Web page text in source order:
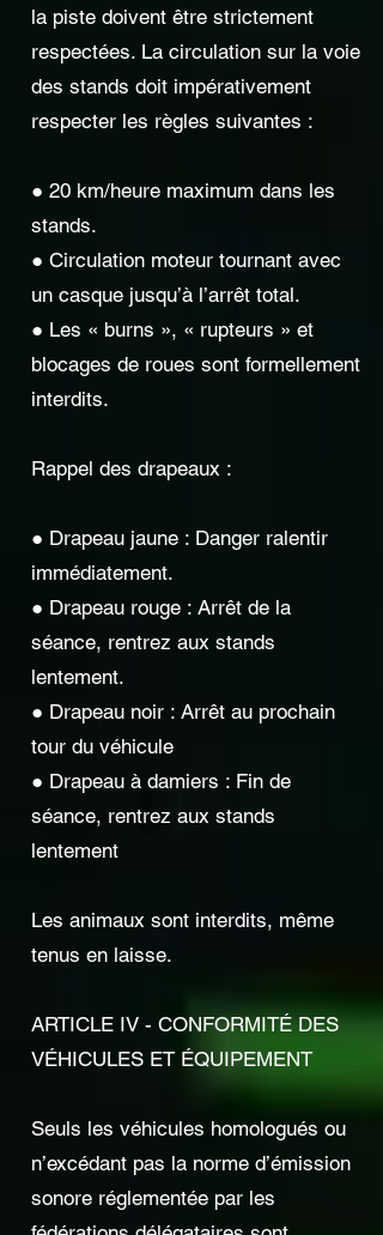
la piste doivent être strictement
respectées. La circulation sur la voie
des stands doit impérativement
respecter les règles suivantes :
● 20 km/heure maximum dans les
stands.
● Circulation moteur tournant avec
un casque jusqu’à l’arrêt total.
● Les « burns », « rupteurs » et
blocages de roues sont formellement
interdits.
Rappel des drapeaux :
● Drapeau jaune : Danger ralentir
immédiatement.
● Drapeau rouge : Arrêt de la
séance, rentrez aux stands
lentement.
● Drapeau noir : Arrêt au prochain
tour du véhicule
● Drapeau à damiers : Fin de
séance, rentrez aux stands
lentement
Les animaux sont interdits, même
tenus en laisse.
ARTICLE IV - CONFORMITÉ DES
VÉHICULES ET ÉQUIPEMENT
Seuls les véhicules homologués ou
n’excédant pas la norme d’émission
sonore réglementée par les